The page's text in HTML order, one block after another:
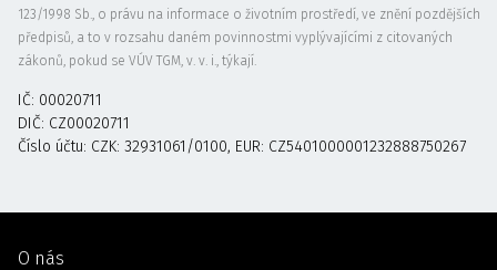
123/1998 Sb., o právu na informace o životním prostředí, ve znění pozdějších
předpisů, a to v rozsahu daném povinnostmi vyplývajícími z citovaných
zákonů, pokud se VÚV TGM, v. v. i., týkají.
IČ: 00020711
DIČ: CZ00020711
Číslo účtu: CZK: 32931061/0100, EUR: CZ5401000001232888750267
O nás